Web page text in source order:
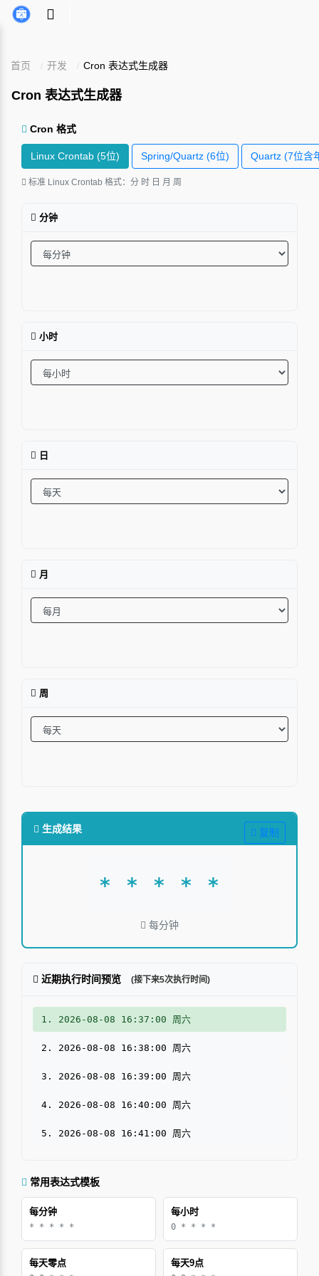
首页 开发 Cron 表达式生成器
Cron 表达式生成器
Cron 格式
Linux Crontab (5位) Spring/Quartz (6位) Quartz (7位含
标准 Linux Crontab 格式：分 时 日 月 周
分钟
小时
日
月
周
生成结果 复制
* * * * *
每分钟
近期执行时间预览 (接下来5次执行时间)
1. 2026-08-08 16:37:00 周六
2. 2026-08-08 16:38:00 周六
3. 2026-08-08 16:39:00 周六
4. 2026-08-08 16:40:00 周六
5. 2026-08-08 16:41:00 周六
常用表达式模板
每分钟
* * * * *
每小时
0 * * * *
每天零点 每天9点